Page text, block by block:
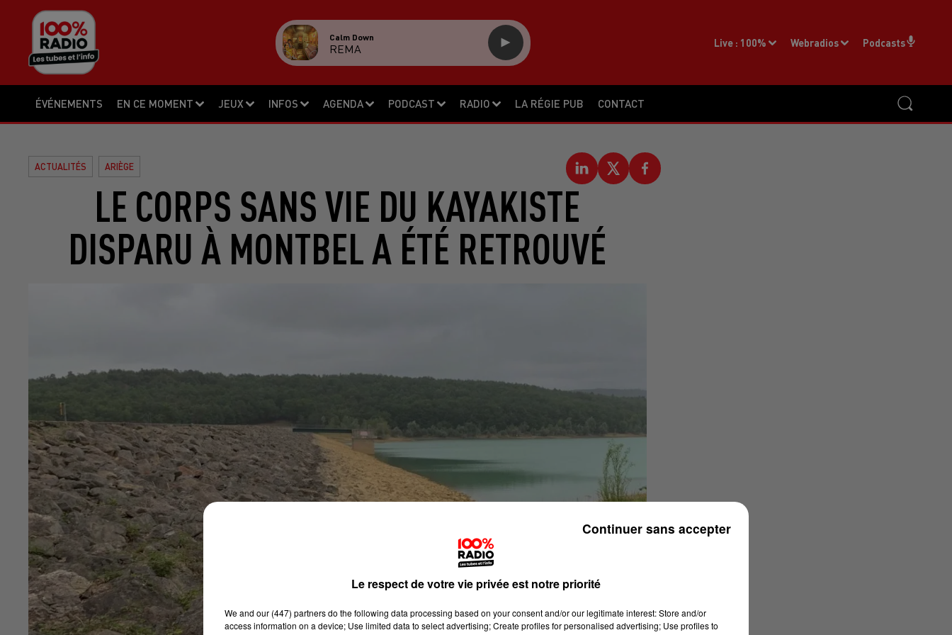
ÉVÉNEMENTS EN CE MOMENT JEUX INFOS AGENDA PODCAST RADIO LA RÉGIE PUB CONTACT
Live : 100% Webradios Podcasts
Calm Down
REMA
ACTUALITÉS ARIÈGE
LE CORPS SANS VIE DU KAYAKISTE
DISPARU À MONTBEL A ÉTÉ RETROUVÉ
Le respect de votre vie privée est notre priorité
We and our (447) partnersdo the following data processing based on your consent and/or our legitimate interest: Store and/or
access information on a device; Use limited data to select advertising; Create profiles for personalised advertising; Use profiles to
Continuer sans accepter